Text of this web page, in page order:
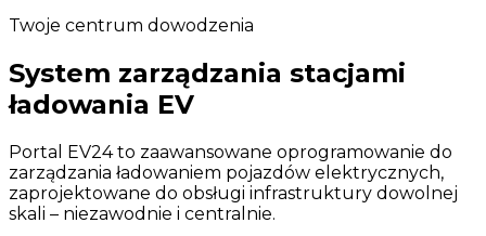
Twoje centrum dowodzenia
System zarządzania stacjami
ładowania EV
Portal EV24 to zaawansowane oprogramowanie do
zarządzania ładowaniem pojazdów elektrycznych,
zaprojektowane do obsługi infrastruktury dowolnej
skali – niezawodnie i centralnie.